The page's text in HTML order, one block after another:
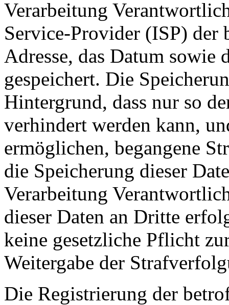
Verarbeitung
Service-Provider (ISP) der
Adresse, das Datum
gespeichert. Die
Hintergrund, dass nur so
verhindert werden kann,
ermöglichen, begangene
die Speicherung dieser
Verarbeitung
dieser Daten an Dritte
keine gesetzliche Pflicht
Weitergabe der
Die Registrierung der